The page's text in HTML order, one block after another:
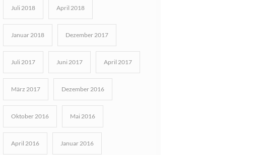
Juli 2018 April 2018
Januar 2018 Dezember 2017
Juli 2017 Juni 2017 April 2017
März 2017 Dezember 2016
Oktober 2016 Mai 2016
April 2016 Januar 2016